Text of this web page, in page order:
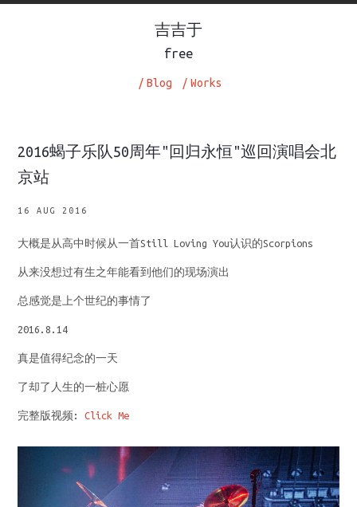
吉吉于
free
Blog
/ Works
/
2016蝎子乐队50周年"回归永恒"巡回演唱会北
京站
16 AUG 2016
大概是从高中时候从一首Still Loving You认识的Scorpions
从来没想过有生之年能看到他们的现场演出
总感觉是上个世纪的事情了
2016.8.14
真是值得纪念的一天
了却了人生的一桩心愿
完整版视频:Click Me